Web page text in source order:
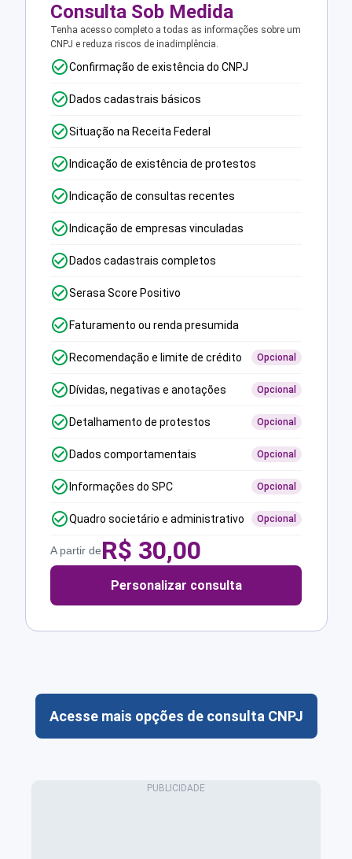
Consulta Sob Medida
Tenha acesso completo a todas as informações sobre um
CNPJ e reduza riscos de inadimplência.
Confirmação de existência do CNPJ
Dados cadastrais básicos
Situação na Receita Federal
Indicação de existência de protestos
Indicação de consultas recentes
Indicação de empresas vinculadas
Dados cadastrais completos
Serasa Score Positivo
Faturamento ou renda presumida
Recomendação e limite de crédito Opcional
Dívidas, negativas e anotações Opcional
Detalhamento de protestos Opcional
Dados comportamentais Opcional
Informações do SPC Opcional
Quadro societário e administrativo Opcional
A partir deR$ 30,00
Personalizar consulta
Acesse mais opções de consulta CNPJ